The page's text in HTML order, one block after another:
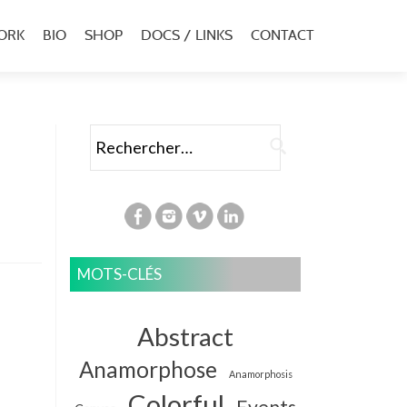
BIO SHOP DOCS / LINKS CONTACT
MOTS-CLÉS
Abstract
Anamorphose Anamorphosis